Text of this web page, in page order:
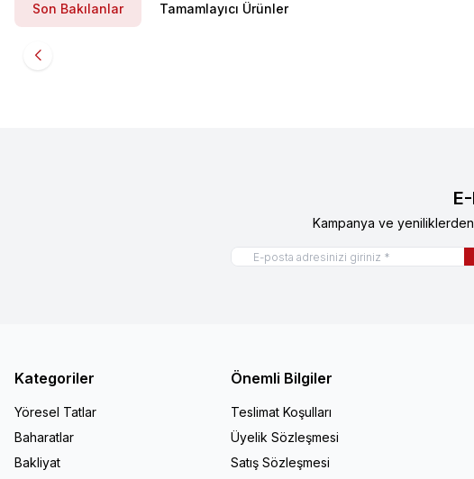
Son Bakılanlar Tamamlayıcı Ürünler
Kampanya ve
Kategoriler
Yöresel Tatlar
Baharatlar
Bakliyat
Önemli Bilgiler
Teslimat Koşulları
Üyelik Sözleşmesi
Satış Sözleşmesi